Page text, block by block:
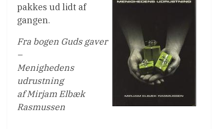
pakkes ud lidt af
gangen.
Fra bogen Guds gaver
–
Menighedens
udrustning
af Mirjam Elbæk
Rasmussen